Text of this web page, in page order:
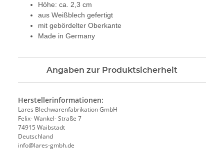
Höhe: ca. 2,3 cm
aus Weißblech gefertigt
mit gebördelter Oberkante
Made in Germany
Angaben zur Produktsicherheit
Herstellerinformationen:
Lares Blechwarenfabrikation GmbH
Felix- Wankel- Straße 7
74915 Waibstadt
Deutschland
info@lares-gmbh.de